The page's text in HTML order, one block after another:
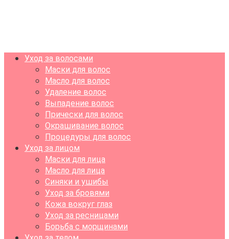
Уход за волосами
Маски для волос
Масло для волос
Удаление волос
Выпадение волос
Прически для волос
Окрашивание волос
Процедуры для волос
Уход за лицом
Маски для лица
Масло для лица
Синяки и ушибы
Уход за бровями
Кожа вокруг глаз
Уход за ресницами
Борьба с морщинами